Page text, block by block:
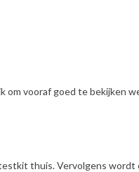
om vooraf goed te bekijken
thuis. Vervolgens